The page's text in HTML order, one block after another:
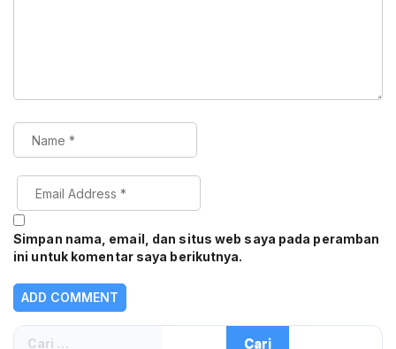
Simpan nama, email, dan situs web saya pada peramban
ini untuk komentar saya berikutnya.
Cari